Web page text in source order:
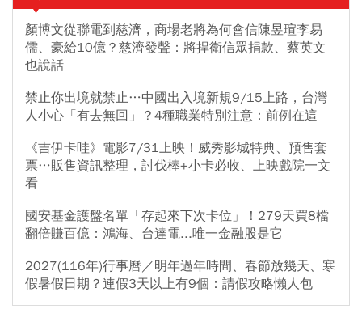
顏博文從聯電到慈濟，商場老將為何會信陳昱瑄李易
儒、豪給10億？慈濟發聲：將捍衛信眾捐款、蔡英文
也說話
禁止你出境就禁止…中國出入境新規9/15上路，台灣
人小心「有去無回」？4種職業特別注意：前例在這
《吉伊卡哇》電影7/31上映！威秀影城特典、預售套
票…販售資訊整理，討伐棒+小卡必收、上映戲院一文
看
國安基金護盤名單「存起來下次卡位」！279天買8檔
翻倍賺百億：鴻海、台達電...唯一金融股是它
2027(116年)行事曆／明年過年時間、春節放幾天、寒
假暑假日期？連假3天以上有9個：請假攻略懶人包